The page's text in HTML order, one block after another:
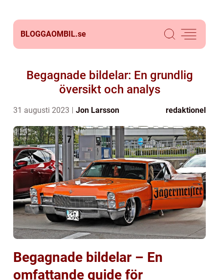
BLOGGAOMBIL.se
Begagnade bildelar: En grundlig
översikt och analys
31 augusti 2023 Jon Larsson redaktionel
Begagnade bildelar – En
omfattande guide för